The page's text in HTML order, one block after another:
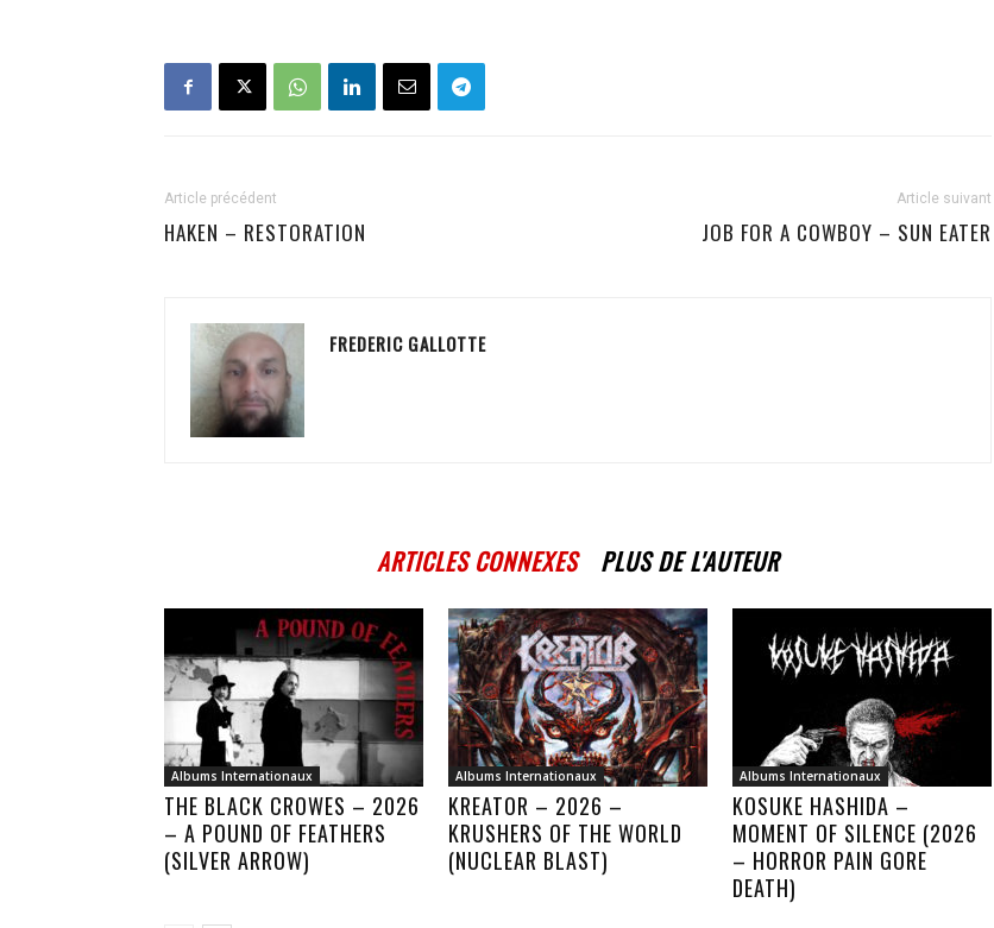
Article précédent
HAKEN – RESTORATION
Article suivant
JOB FOR A COWBOY – SUN EATER
FREDERIC GALLOTTE
ARTICLES CONNEXES PLUS DE L'AUTEUR
Albums Internationaux
THE BLACK CROWES – 2026
– A POUND OF FEATHERS
(SILVER ARROW)
Albums Internationaux
KREATOR – 2026 –
KRUSHERS OF THE WORLD
(NUCLEAR BLAST)
Albums Internationaux
KOSUKE HASHIDA –
MOMENT OF SILENCE (2026
– HORROR PAIN GORE
DEATH)